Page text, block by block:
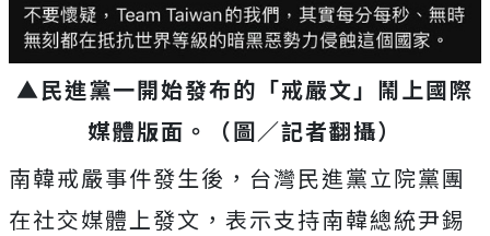
▲民進黨一開始發布的「戒嚴文」鬧上國際
媒體版面。（圖／記者翻攝）
南韓戒嚴事件發生後，台灣民進黨立院黨團
在社交媒體上發文，表示支持南韓總統尹錫